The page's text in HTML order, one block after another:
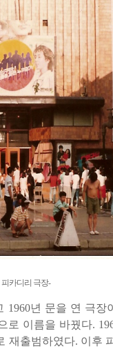
피카디리 극장-
1960년 문을 연 극장
로 이름을 바꿨다.
재출범하였다. 이후